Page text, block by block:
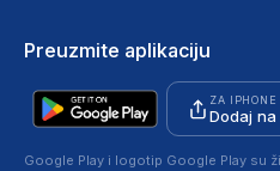
Preuzmite aplikaciju
ZA IPHONE
Dodaj
Google Play i logotip Google Play su